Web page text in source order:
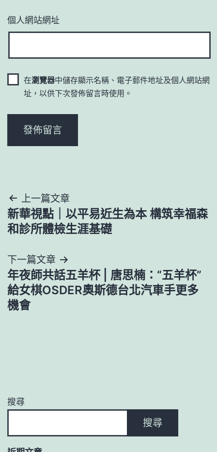
個人網站網址
在瀏覽器中儲存顯示名稱、電子郵件地址及個人網站網
址，以供下次發佈留言時使用。
文
章
覽
上一篇文章
新華視點｜以平易近生為本 構筑幸福森
和診所體檢生涯基礎
下一篇文章
年夜師共話五羊杯 | 唐思楠：“五羊杯”
給女棋OSDER奧斯德台北汽車手更多
機會
搜尋
搜尋